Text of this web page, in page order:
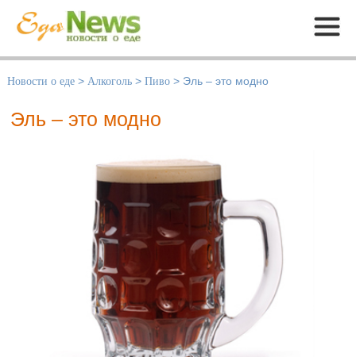
Меню
Новости о еде > Алкоголь > Пиво > Эль – это модно
Эль – это модно